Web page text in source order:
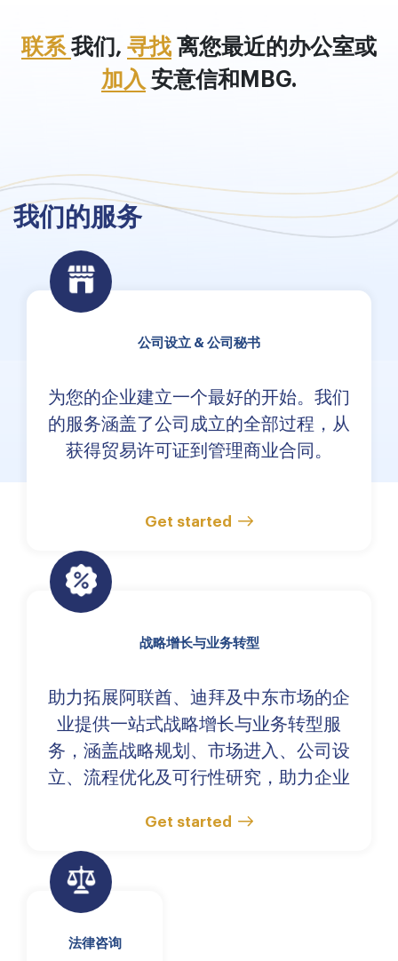
联系 我们, 寻找 离您最近的办公室或
加入 安意信和MBG.
我们的服务
公司设立 & 公司秘书
为您的企业建立一个最好的开始。我们
的服务涵盖了公司成立的全部过程，从
获得贸易许可证到管理商业合同。
Get started
战略增长与业务转型
助力拓展阿联酋、迪拜及中东市场的企
业提供一站式战略增长与业务转型服
务，涵盖战略规划、市场进入、公司设
立、流程优化及可行性研究，助力企业
展。
Get started
法律咨询